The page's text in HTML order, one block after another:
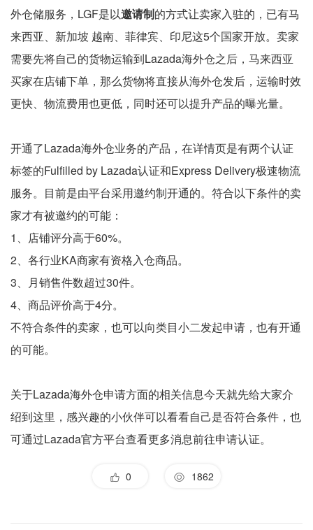
外仓储服务，LGF是以邀请制的方式让卖家入驻的，已有马
来西亚、新加坡 越南、菲律宾、印尼这5个国家开放。卖家
需要先将自己的货物运输到Lazada海外仓之后，马来西亚
买家在店铺下单，那么货物将直接从海外仓发后，运输时效
更快、物流费用也更低，同时还可以提升产品的曝光量。
开通了Lazada海外仓业务的产品，在详情页是有两个认证
标签的Fulfilled by Lazada认证和Express Delivery极速物流
服务。目前是由平台采用邀约制开通的。符合以下条件的卖
家才有被邀约的可能：
1、店铺评分高于60%。
2、各行业KA商家有资格入仓商品。
3、月销售件数超过30件。
4、商品评价高于4分。
不符合条件的卖家，也可以向类目小二发起申请，也有开通
的可能。
关于Lazada海外仓申请方面的相关信息今天就先给大家介
绍到这里，感兴趣的小伙伴可以看看自己是否符合条件，也
可通过Lazada官方平台查看更多消息前往申请认证。
0 1862